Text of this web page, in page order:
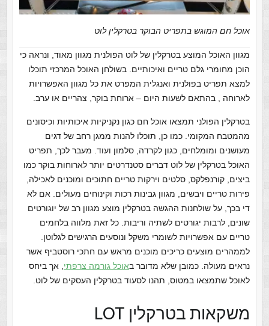
אוכל חם המוגש בתפריט הבוקר בטרקלין לוט
מגוון האוכל המוצע בטרקלין של לוט הפולנית מגוון מאוד, ונראה כי
הוכן מחומרי גלם טריים ואיכותיים. בשולחן האוכל המרכזי תוכלו
למצא תפריט בפולנית ואנגלית המפרט את כל מגוון האפשרויות
לארוחה , בהתאם לשעות היום – ארוחת בוקר, צהריים או ערב.
בטרקלין הפולני תמצאו אוכל חם כגון נקניקיות איכותיות וכיסונים
מהמטבח המקומי. כמו כן, תוכלו להנות ממגן רחב של דגים
מעושנים ומומלחים, כגון לקרדה, סלמון ועוד. מעבר לכך, תפריט
האוכל בטרקלין של לוט דברים סטנדרטים יותר לארוחות בוקר כמו
ביצים, קורנפלקס, סלטים וירקות טריים חתוכים ומוכנים לאכילה,
פירות טריים ויבשים, מגוון גבינות רכות וקינוחים מעולים. אם לא
די בכך, על שולחנות ההגשה בטרקלין מוצע מגוון רב של יוגורטים
שונים, לרבות יגורטים לשתיה וריבות. כל זאת מלווה בלחמים
טריים עם אפשרויות לשומרי משקל ונוסעים הרגישים לגלוטן.
לממהרים מוצעים כריכים מוכנים מראש עם חתכי רוסטביף אשר
נראים מעולה. כמובן שלא מדובר באוכל גורמה צרפתי , אך ביחס
לאוכל שתמצאו במטוס, תהנו לסעוד בטרקלין העסקים של לוט.
משקאות בטרקלין LOT